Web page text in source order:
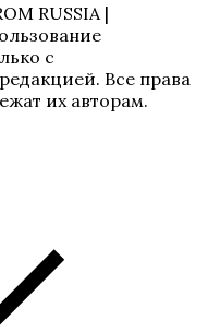
RUSSIA |
с
Все права
их авторам.